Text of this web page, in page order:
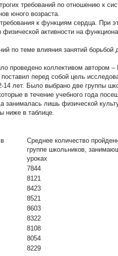
требований по отношению к
юного возраста.
к функциям сердца. При
активности на
по теме влияния занятий борьбой
проведено коллективом
перед собой цель
14 лет. Было выбрано две группы
в течение учебного года
занималась лишь физической
ниже в таблице.
Среднее количество
группе школьников,
уроках
7844
8121
8423
8521
8603
8322
8108
8054
8229